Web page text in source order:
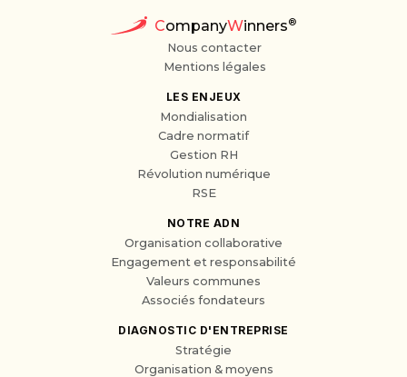
CompanyWinners®
Nous contacter
Mentions légales
LES ENJEUX
Mondialisation
Cadre normatif
Gestion RH
Révolution numérique
RSE
NOTRE ADN
Organisation collaborative
Engagement et responsabilité
Valeurs communes
Associés fondateurs
DIAGNOSTIC D'ENTREPRISE
Stratégie
Organisation & moyens